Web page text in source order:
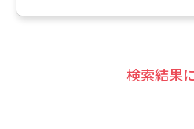
検索結果